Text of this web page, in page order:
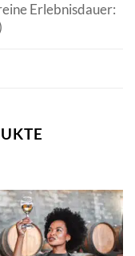
Erlebnisdauer: